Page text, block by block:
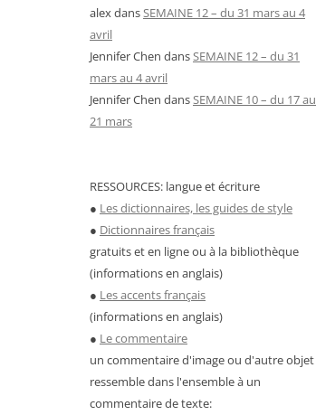
alexdansSEMAINE 12 – du 31 mars au 4
avril
Jennifer Chen dansSEMAINE 12 – du 31
mars au 4 avril
Jennifer Chen dansSEMAINE 10 – du 17 au
21 mars
RESSOURCES: langue et écriture
● Les dictionnaires, les guides de style
● Dictionnaires français
gratuits et en ligne ou à la bibliothèque
(informations en anglais)
● Les accents français
(informations en anglais)
● Le commentaire
un commentaire d'image ou d'autre objet
ressemble dans l'ensemble à un
commentaire de texte: